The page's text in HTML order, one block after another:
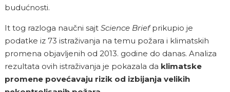
budućnosti.
It tog razloga naučni sajt Science Briefprikupio je
podatke iz 73 istraživanja na temu požara i klimatskih
promena objavljenih od 2013. godine do danas. Analiza
rezultata ovih istraživanja je pokazala da klimatske
promene povećavaju rizik od izbijanja velikih